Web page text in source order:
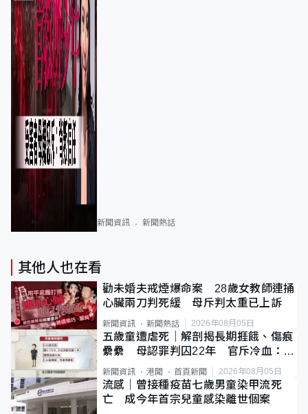
新聞資訊 新聞熱話
其他人也在看
勸未婚夫戒煙爆命案 28歲女教師連捅
心臟兩刀判死緩 母斥判太重已上訴
新聞資訊 新聞熱話 2026年08月05日
五歲童遭虐死｜解剖揭長期捱餓、傷痕
纍纍 母認罪判囚22年 官斥冷血：同
類案最惡劣
新聞資訊 港聞 首頁新聞 2026年08月05日
流感｜曾接種疫苗七歲男童染甲流死
亡 成今年首宗兒童感染離世個案